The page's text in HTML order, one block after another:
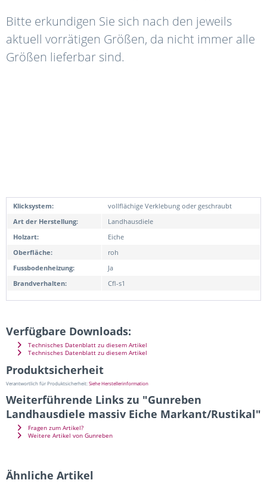
Bitte erkundigen Sie sich nach den jeweils
aktuell vorrätigen Größen, da nicht immer alle
Größen lieferbar sind.
Klicksystem:
vollflächige Verklebung oder geschraubt
Art der Herstellung:
Landhausdiele
Holzart:
Eiche
Oberfläche:
roh
Fussbodenheizung:
Ja
Brandverhalten:
Cfl-s1
Verfügbare Downloads:
Technisches Datenblatt zu diesem Artikel
Technisches Datenblatt zu diesem Artikel
Produktsicherheit
Verantwortlich für Produktsicherheit:Siehe Herstellerinformation
Weiterführende Links zu "Gunreben
Landhausdiele massiv Eiche Markant/Rustikal"
Fragen zum Artikel?
Weitere Artikel von Gunreben
Ähnliche Artikel